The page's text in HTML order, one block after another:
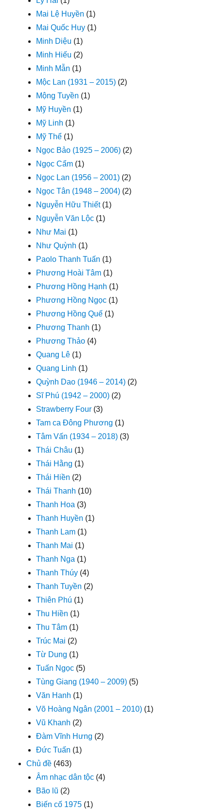
Mai Lệ Huyền (1)
Mai Quốc Huy (1)
Minh Diệu (1)
Minh Hiếu (2)
Minh Mẫn (1)
Mộc Lan (1931 – 2015) (2)
Mộng Tuyền (1)
Mỹ Huyền (1)
Mỹ Linh (1)
Mỹ Thể (1)
Ngọc Bảo (1925 – 2006) (2)
Ngọc Cẩm (1)
Ngọc Lan (1956 – 2001) (2)
Ngọc Tân (1948 – 2004) (2)
Nguyễn Hữu Thiết(1)
Nguyễn Văn Lộc (1)
Như Mai (1)
Như Quỳnh (1)
Paolo Thanh Tuấn (1)
Phương Hoài Tâm (1)
Phương Hồng Hạnh (1)
Phương Hồng Ngọc (1)
Phương Hồng Quế (1)
Phương Thanh (1)
Phương Thảo (4)
Quang Lê (1)
Quang Linh (1)
Quỳnh Dao (1946 – 2014) (2)
Sĩ Phú (1942 – 2000) (2)
Strawberry Four (3)
Tam ca Đông Phương (1)
Tâm Vấn (1934 – 2018) (3)
Thái Châu (1)
Thái Hằng (1)
Thái Hiền (2)
Thái Thanh (10)
Thanh Hoa (3)
Thanh Huyền (1)
Thanh Lam (1)
Thanh Mai (1)
Thanh Nga (1)
Thanh Thúy (4)
Thanh Tuyền (2)
Thiên Phú (1)
Thu Hiền (1)
Thu Tâm (1)
Trúc Mai (2)
Từ Dung (1)
Tuấn Ngọc (5)
Tùng Giang (1940 – 2009) (5)
Văn Hanh (1)
Võ Hoàng Ngân (2001 – 2010) (1)
Vũ Khanh (2)
Đàm Vĩnh Hưng (2)
Đức Tuấn (1)
Chủ đề (463)
Âm nhạc dân tộc (4)
Bão lũ (2)
Biến cố 1975 (1)